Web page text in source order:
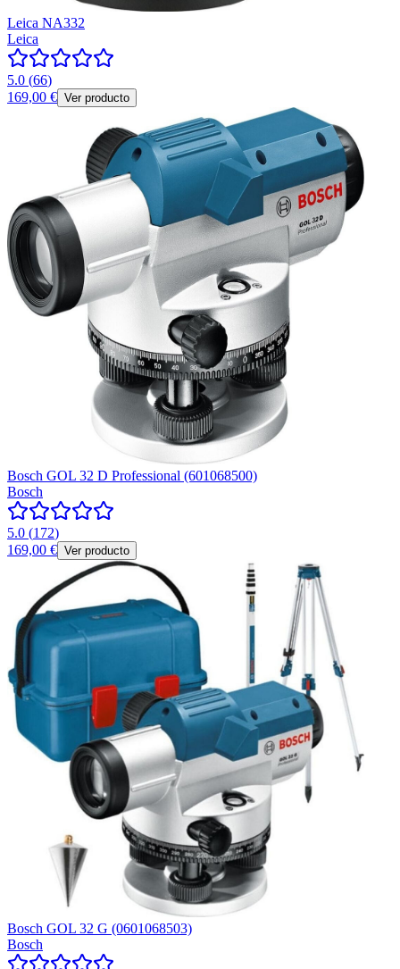
Leica NA332
Leica
5.0 (66)
169,00 € Ver producto
Bosch GOL 32 D Professional (601068500)
Bosch
5.0 (172)
169,00 € Ver producto
Bosch GOL 32 G (0601068503)
Bosch